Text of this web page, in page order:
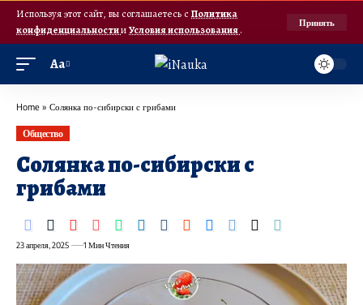
Используя этот сайт, вы соглашаетесь с Политика
конфиденциальностииУсловия использования.
Принять
Аа
Home » Солянка по-сибирски с грибами
Общество
Солянка по-сибирски с
грибами
23 апреля, 2025 1 Мин Чтения